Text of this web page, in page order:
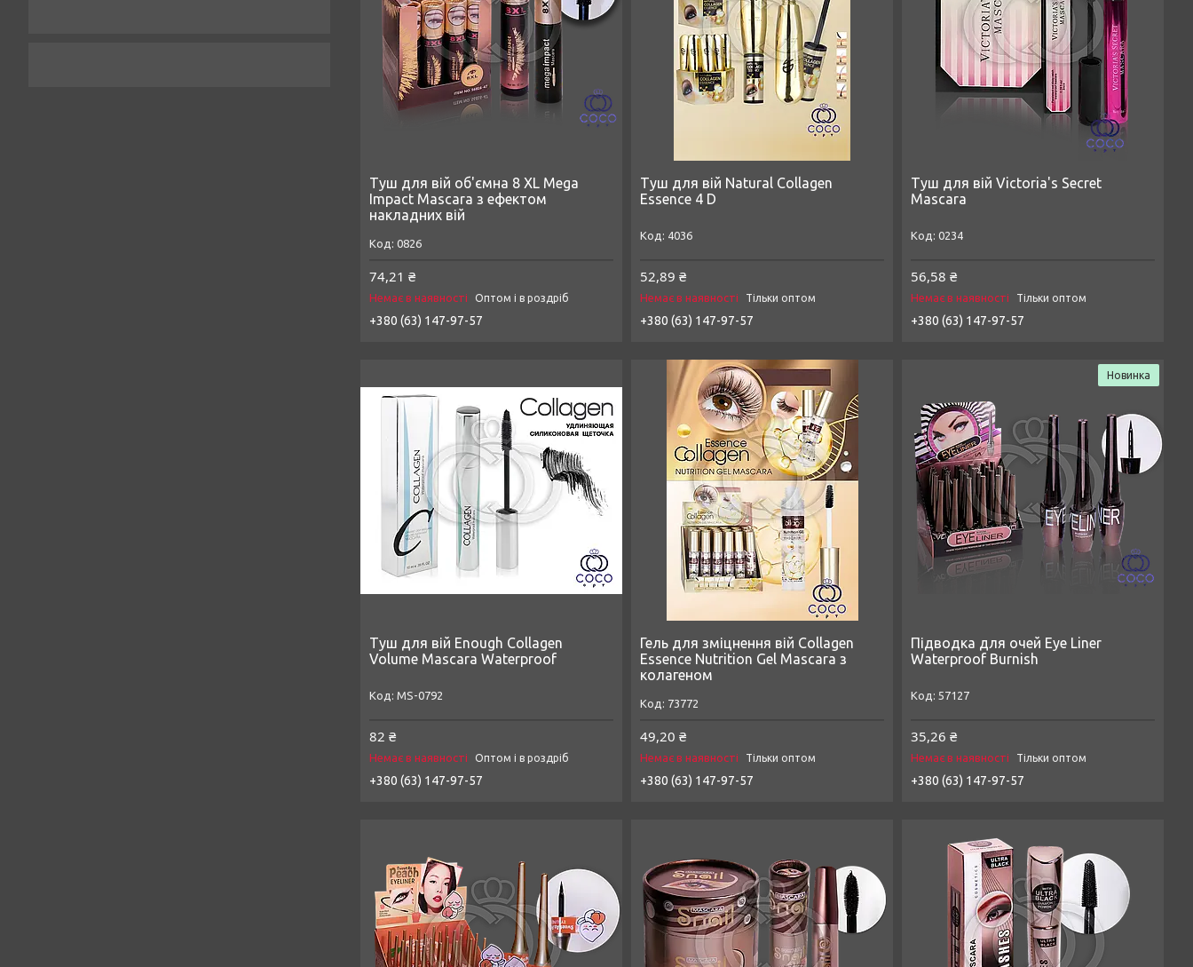
Туш для вій об'ємна 8 XL Mega
Impact Mascara з ефектом
накладних вій
0826
74,21 ₴
Немає в наявності Оптом і в роздріб
+380 (63) 147-97-57
Туш для вій Natural Collagen
Essence 4 D
4036
52,89 ₴
Немає в наявності Тільки оптом
+380 (63) 147-97-57
Туш для вій Victoria's Secret
Mascara
0234
56,58 ₴
Немає в наявності Тільки оптом
+380 (63) 147-97-57
Туш для вій Enough Collagen
Volume Mascara Waterproof
MS-0792
82 ₴
Немає в наявності Оптом і в роздріб
+380 (63) 147-97-57
Гель для зміцнення вій Collagen
Essence Nutrition Gel Mascara з
колагеном
73772
49,20 ₴
Немає в наявності Тільки оптом
+380 (63) 147-97-57
Новинка
Підводка для очей Eye Liner
Waterproof Burnish
57127
35,26 ₴
Немає в наявності Тільки оптом
+380 (63) 147-97-57